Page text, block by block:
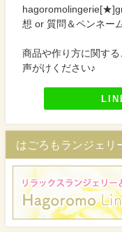
想 or 質問＆ペンネー
商品や作り方に関す
声がけください♪
はごろもランジェリ